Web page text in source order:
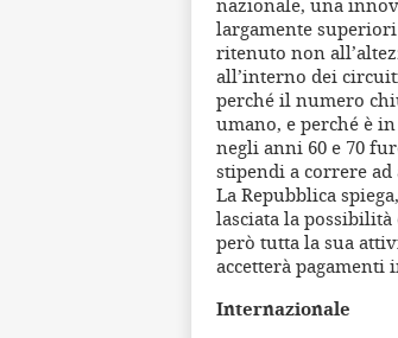
nazionale, una
largamente
ritenuto non
all’interno dei
perché il numero
umano, e perché è
negli anni 60 e 70
stipendi a correre
La Repubblica
lasciata la
però tutta la sua
accetterà pagamenti
Internazionale